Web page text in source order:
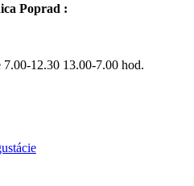
Poprad :
12.30 13.00-7.00 hod.